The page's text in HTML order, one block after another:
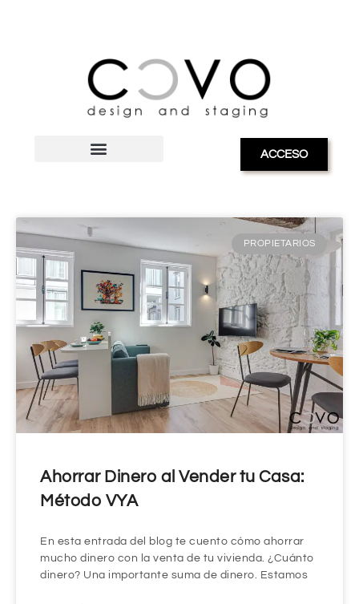
ACCESO
PROPIETARIOS
Ahorrar Dinero al Vender tu Casa:
Método VYA
En esta entrada del blog te cuento cómo ahorrar
mucho dinero con la venta de tu vivienda. ¿Cuánto
dinero? Una importante suma de dinero. Estamos